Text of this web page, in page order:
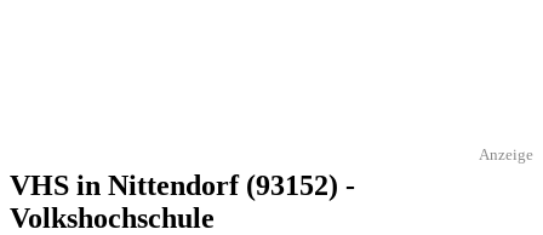
Anzeige
VHS in Nittendorf (93152) -
Volkshochschule